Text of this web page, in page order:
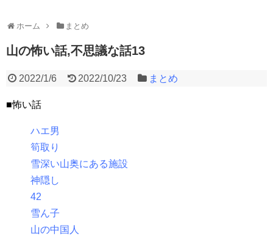
ホーム まとめ
山の怖い話,不思議な話13
2022/1/6 2022/10/23 まとめ
■怖い話
ハエ男
筍取り
雪深い山奥にある施設
神隠し
42
雪ん子
山の中国人